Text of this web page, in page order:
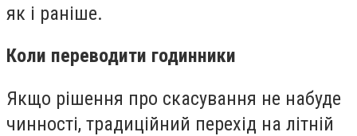
як і раніше.
Коли переводити годинники
Якщо рішення про скасування не набуде
чинності, традиційний перехід на літній